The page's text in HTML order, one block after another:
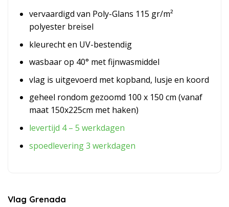
vervaardigd van Poly-Glans 115 gr/m²
polyester breisel
kleurecht en UV-bestendig
wasbaar op 40° met fijnwasmiddel
vlag is uitgevoerd met kopband, lusje en koord
geheel rondom gezoomd 100 x 150 cm (vanaf
maat 150x225cm met haken)
levertijd 4 – 5 werkdagen
spoedlevering 3 werkdagen
Vlag Grenada